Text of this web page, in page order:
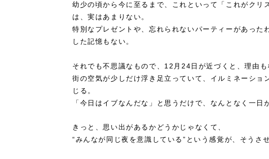
幼少の頃から今に至るまで、これといって「これがク
は、実はあまりない。
特別なプレゼントや、忘れられないパーティーがあっ
した記憶もない。
それでも不思議なもので、12月24日が近づくと、理由も
街の空気が少しだけ浮き足立っていて、イルミネーシ
じる。
「今日はイブなんだな」と思うだけで、なんとなく一日
きっと、思い出があるかどうかじゃなくて、
“みんなが同じ夜を意識している”という感覚が、そうさ